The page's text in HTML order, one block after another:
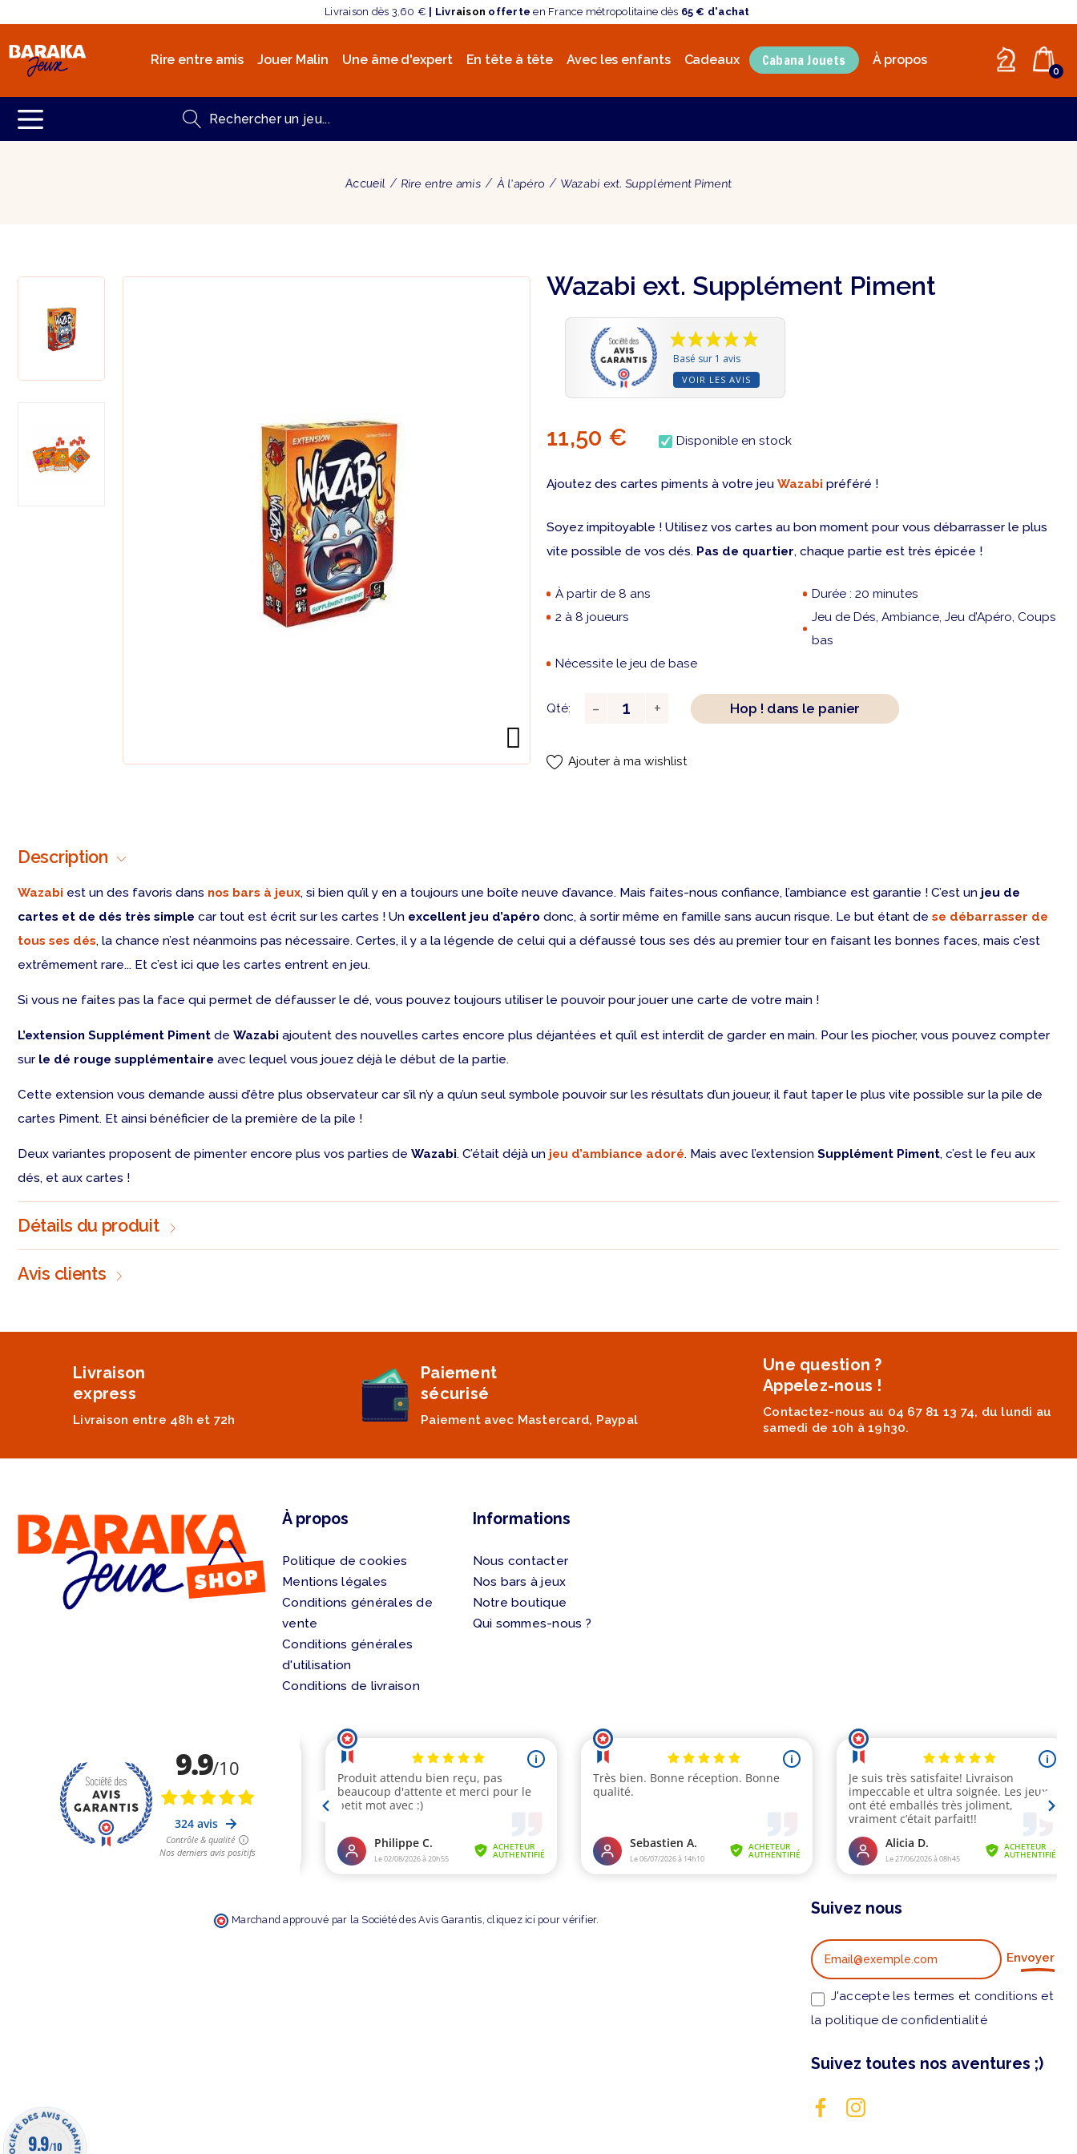
Livraison dès 3,60 € | Livraison offerte en France métropolitaine dès 65 € d'achat
Rire entre amis Jouer Malin Une âme d'expert En tête à tête Avec les enfants Cadeaux Cabana Jouets À propos
0
Accueil Rire entre amis À l'apéro Wazabi ext. Supplément Piment
Wazabi ext. Supplément Piment
Basé sur 1 avis
VOIR LES AVIS
11,50 € Disponible en stock
Ajoutez des cartes piments à votre jeu Wazabi préféré !
Soyez impitoyable ! Utilisez vos cartes au bon moment pour vous débarrasser le plus
vite possible de vos dés. Pas de quartier, chaque partie est très épicée !
À partir de 8 ans
Durée : 20 minutes
2 à 8 joueurs
Jeu de Dés, Ambiance, Jeu d’Apéro, Coups
bas
Nécessite le jeu de base
Qté: Hop ! dans le panier
Ajouter à ma wishlist
Description
Wazabi est un des favoris dans nos bars à jeux, si bien qu’il y en a toujours une boîte neuve d’avance. Mais faites-nous confiance, l’ambiance est garantie ! C’est un jeu de
cartes et de dés très simple car tout est écrit sur les cartes ! Un excellent jeu d’apéro donc, à sortir même en famille sans aucun risque. Le but étant de se débarrasser de
tous ses dés, la chance n’est néanmoins pas nécessaire. Certes, il y a la légende de celui qui a défaussé tous ses dés au premier tour en faisant les bonnes faces, mais c’est
extrêmement rare... Et c’est ici que les cartes entrent en jeu.
Si vous ne faites pas la face qui permet de défausser le dé, vous pouvez toujours utiliser le pouvoir pour jouer une carte de votre main !
L’extension Supplément Piment de Wazabi ajoutent des nouvelles cartes encore plus déjantées et qu’il est interdit de garder en main. Pour les piocher, vous pouvez compter
sur le dé rouge supplémentaire avec lequel vous jouez déjà le début de la partie.
Cette extension vous demande aussi d’être plus observateur car s’il n’y a qu’un seul symbole pouvoir sur les résultats d’un joueur, il faut taper le plus vite possible sur la pile de
cartes Piment. Et ainsi bénéficier de la première de la pile !
Deux variantes proposent de pimenter encore plus vos parties de Wazabi. C’était déjà un jeu d’ambiance adoré. Mais avec l’extension Supplément Piment, c’est le feu aux
dés, et aux cartes !
Détails du produit
Avis clients
Livraison
express
Livraison entre 48h et 72h
Paiement
sécurisé
Paiement avec Mastercard, Paypal
Une question ?
Appelez-nous !
Contactez-nous au 04 67 81 13 74, du lundi au
samedi de 10h à 19h30.
À propos
Politique de cookies
Mentions légales
Conditions générales de
vente
Conditions générales
d'utilisation
Conditions de livraison
Informations
Nous contacter
Nos bars à jeux
Notre boutique
Qui sommes-nous ?
Marchand approuvé par la Société des Avis Garantis, cliquez ici pour vérifier.
Suivez nous
Envoyer
J'accepte les termes et conditions et
la politique de confidentialité
Suivez toutes nos aventures ;)
9.9/10